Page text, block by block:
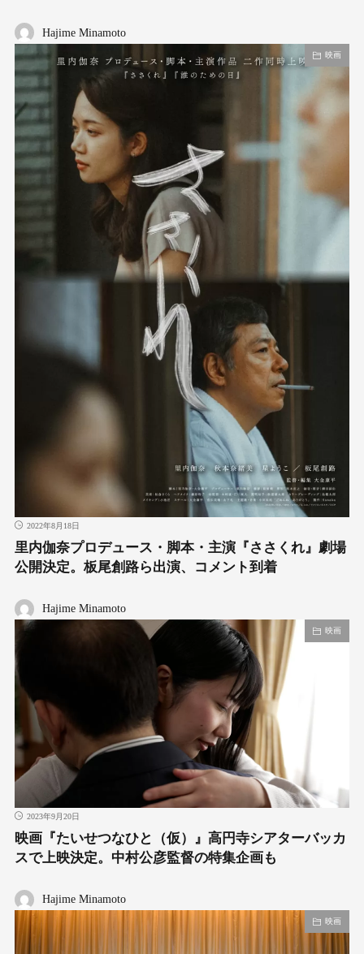
Hajime Minamoto
映画
2022年8月18日
里内伽奈プロデュース・脚本・主演『ささくれ』劇場
公開決定。板尾創路ら出演、コメント到着
Hajime Minamoto
映画
2023年9月20日
映画『たいせつなひと（仮）』高円寺シアターバッカ
スで上映決定。中村公彦監督の特集企画も
Hajime Minamoto
映画